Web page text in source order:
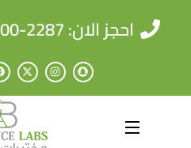
احجز الان: 2287-000-92